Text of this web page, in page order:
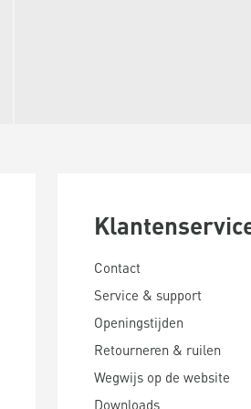
Contact
Service & support
Openingstijden
Retourneren & ruilen
Wegwijs op de website
Downloads